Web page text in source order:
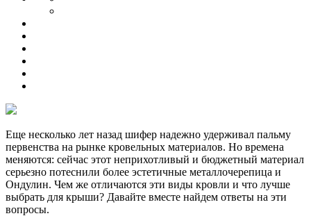
Еще несколько лет назад шифер надежно удерживал пальму
первенства на рынке кровельных материалов. Но времена
меняются: сейчас этот неприхотливый и бюджетный материал
серьезно потеснили более эстетичные металлочерепица и
Ондулин. Чем же отличаются эти виды кровли и что лучше
выбрать для крыши? Давайте вместе найдем ответы на эти
вопросы.